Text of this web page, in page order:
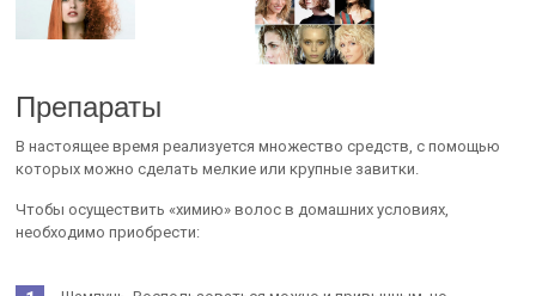
Препараты
В настоящее время реализуется множество средств, с помощью
которых можно сделать мелкие или крупные завитки.
Чтобы осуществить «химию» волос в домашних условиях,
необходимо приобрести: